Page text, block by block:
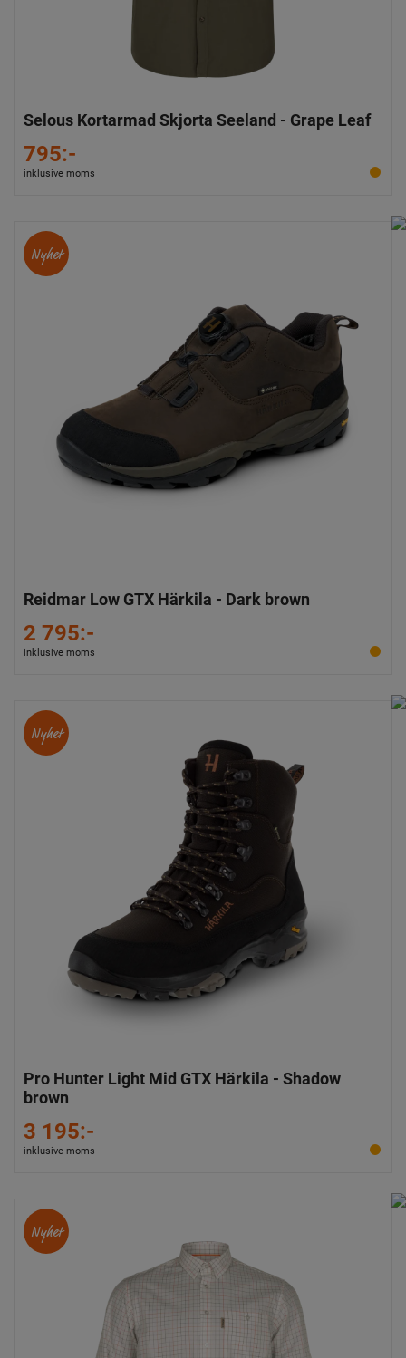
Selous Kortarmad Skjorta Seeland - Grape Leaf
795:-
inklusive moms
Nyhet
Reidmar Low GTX Härkila - Dark brown
2 795:-
inklusive moms
Nyhet
Pro Hunter Light Mid GTX Härkila - Shadow
brown
3 195:-
inklusive moms
Nyhet